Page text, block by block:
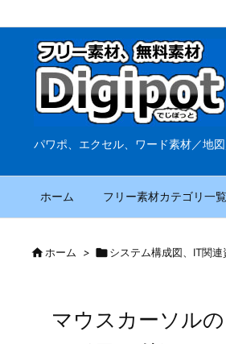
パワポ、エクセル、ワード素材／地
ホーム フリー素材カテゴリ一覧
ホーム > システム構成図、IT関
マウスカーソル